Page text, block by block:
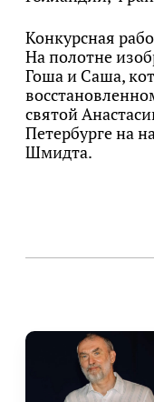
Конкурсная
На полотне
Гоша и Саша,
святой
Петербурге на
Шмидта.